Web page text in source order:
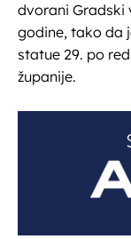
dvorani Gradski
godine, tako da
statue 29. po
županije.